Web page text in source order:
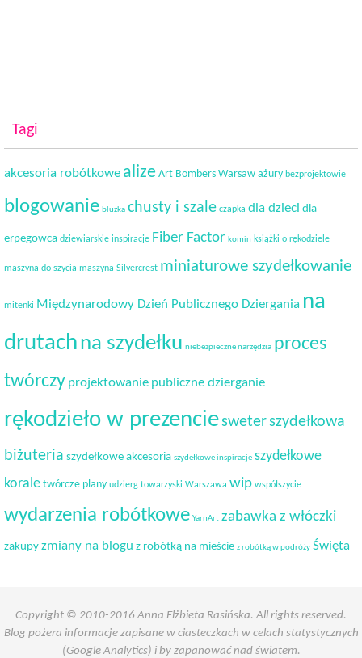
Tagi
akcesoria robótkowe alize Art Bombers Warsaw ażury bezprojektowie
blogowanie bluzka chusty i szale czapka dla dzieci dla
erpegowca dziewiarskie inspiracje Fiber Factor komin książki o rękodziele
maszyna do szycia maszyna Silvercrest miniaturowe szydełkowanie
mitenki Międzynarodowy Dzień Publicznego Dziergania na
drutachna szydełku niebezpieczne narzędzia proces
twórczy projektowanie publiczne dzierganie
rękodzieło w prezenciesweterszydełkowa
biżuteria szydełkowe akcesoria szydełkowe inspiracje szydełkowe
korale twórcze plany udzierg towarzyski Warszawa wip współszycie
wydarzenia robótkowe YarnArt zabawka z włóczki
zakupy zmiany na blogu z robótką na mieście z robótką w podróży Święta
Copyright © 2010-2016 Anna Elżbieta Rasińska. All rights reserved.
Blog pożera informacje zapisane w ciasteczkach w celach statystycznych
(Google Analytics) i by zapanować nad światem.